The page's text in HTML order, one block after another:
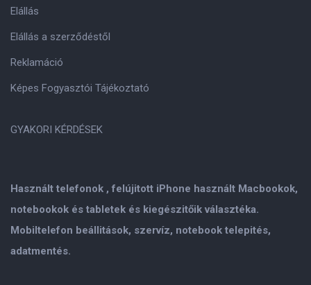
Használt telefonok , felújitott iPhone használt Macbookok,
notebookok és tabletek és kiegészitőik választéka.
Mobiltelefon beállitások, szervíz, notebook telepités,
adatmentés.
Elállás
Elállás a szerződéstől
Reklamáció
Képes Fogyasztói Tájékoztató
GYAKORI KÉRDÉSEK